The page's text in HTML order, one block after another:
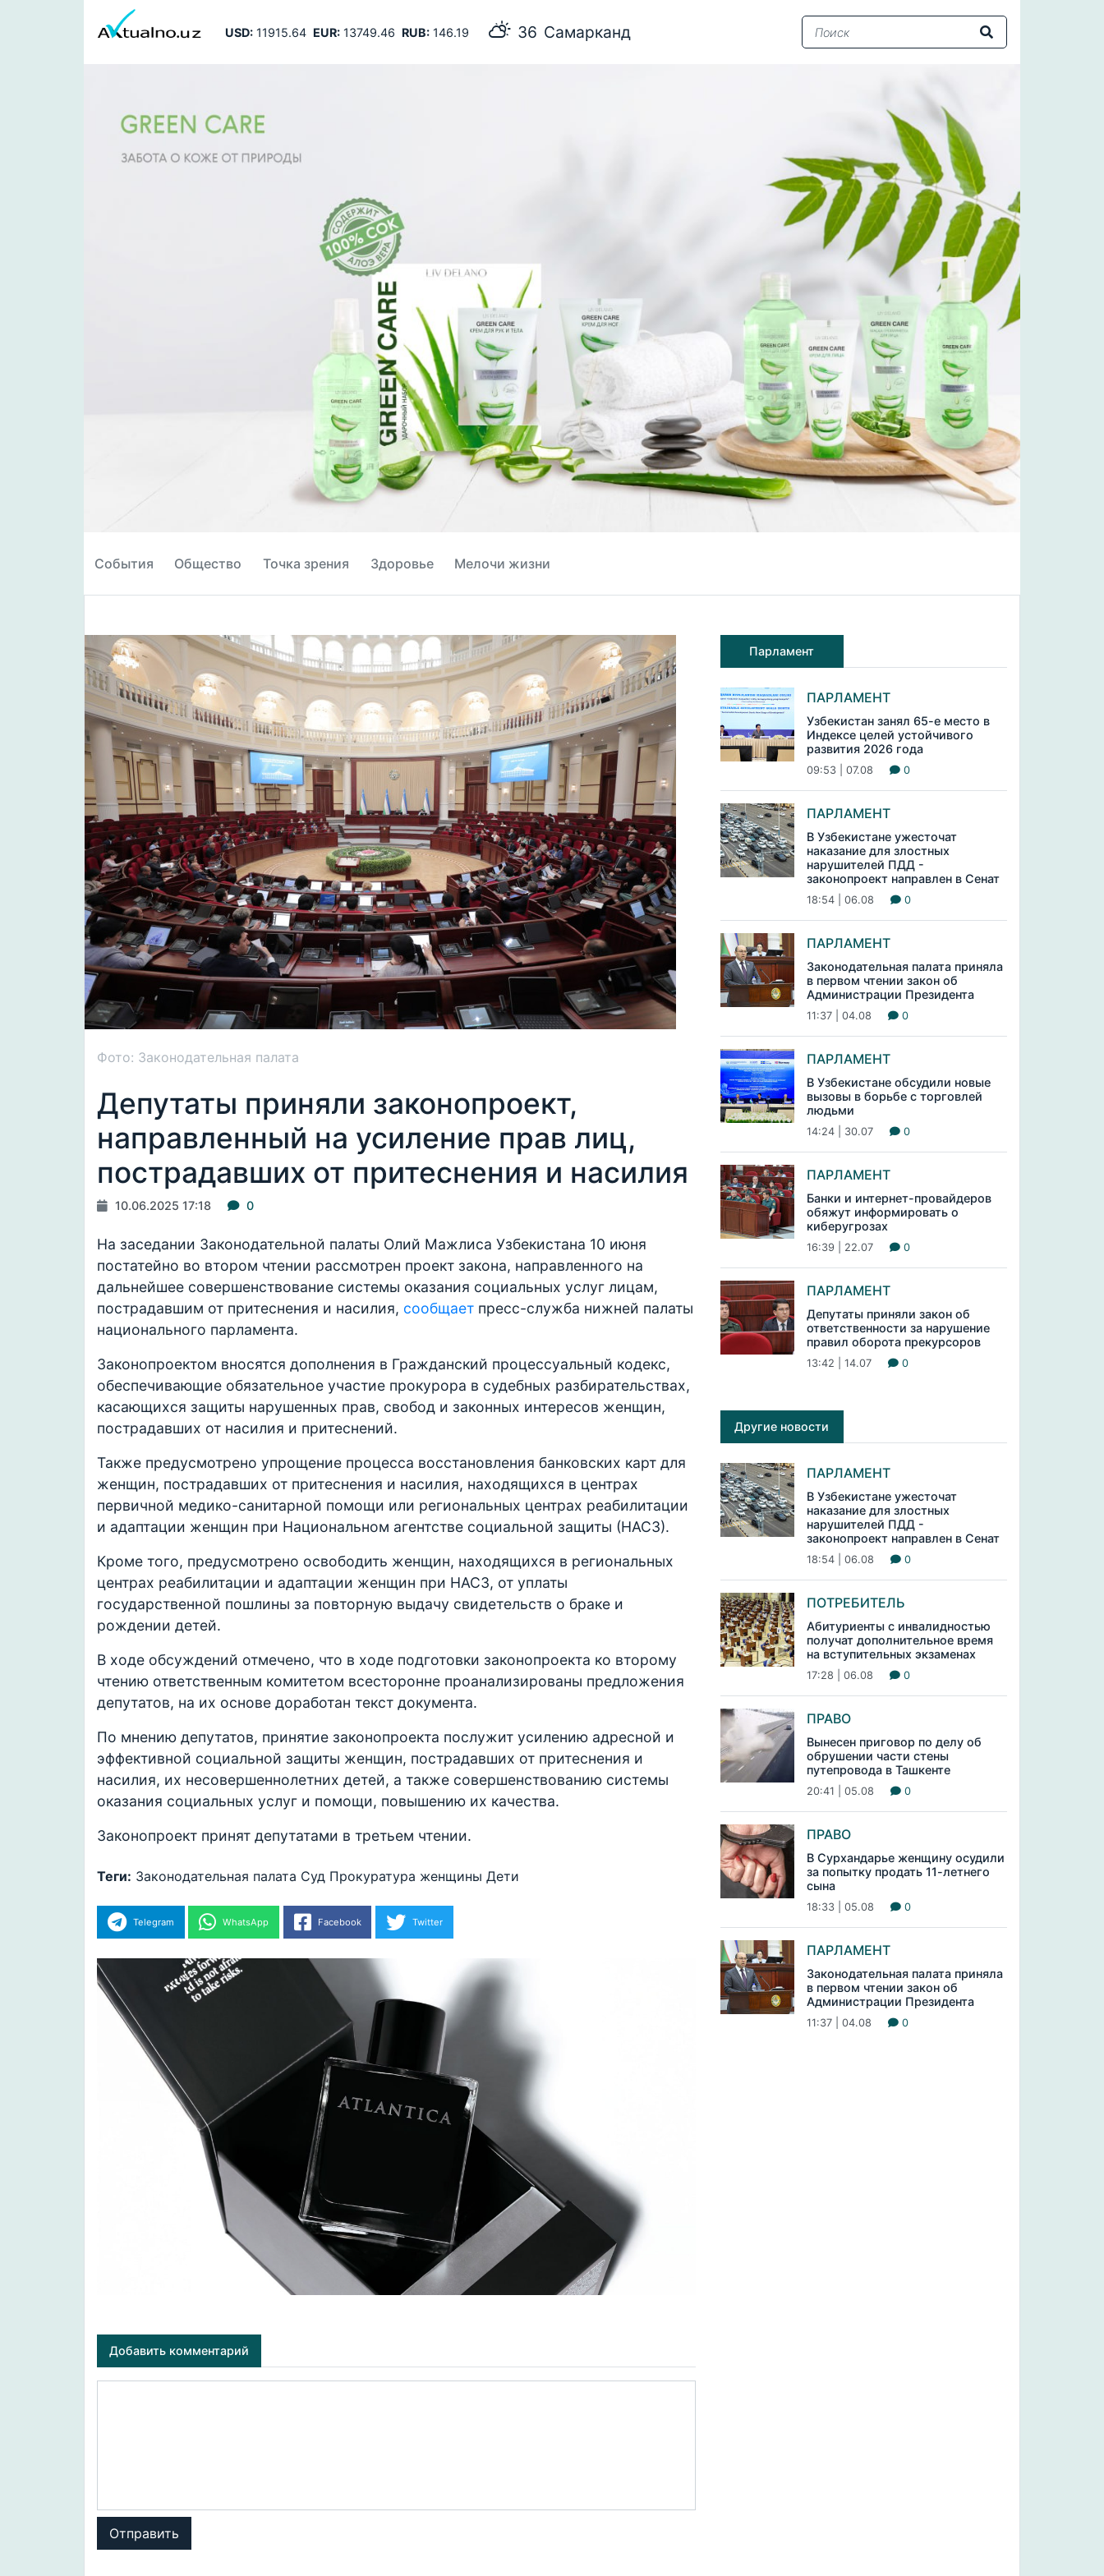
USD:11915.64 EUR:13749.46 RUB:146.19 36 Самарканд
События Общество Точка зрения Здоровье Мелочи жизни
Фото: Законодательная палата
Депутаты приняли законопроект,
направленный на усиление прав лиц,
пострадавших от притеснения и насилия
10.06.2025 17:18 0
На заседании Законодательной палаты Олий Мажлиса Узбекистана 10 июня
постатейно во втором чтении рассмотрен проект закона, направленного на
дальнейшее совершенствование системы оказания социальных услуг лицам,
пострадавшим от притеснения и насилия, сообщает пресс-служба нижней палаты
национального парламента.
Законопроектом вносятся дополнения в Гражданский процессуальный кодекс,
обеспечивающие обязательное участие прокурора в судебных разбирательствах,
касающихся защиты нарушенных прав, свобод и законных интересов женщин,
пострадавших от насилия и притеснений.
Также предусмотрено упрощение процесса восстановления банковских карт для
женщин, пострадавших от притеснения и насилия, находящихся в центрах
первичной медико-санитарной помощи или региональных центрах реабилитации
и адаптации женщин при Национальном агентстве социальной защиты (НАСЗ).
Кроме того, предусмотрено освободить женщин, находящихся в региональных
центрах реабилитации и адаптации женщин при НАСЗ, от уплаты
государственной пошлины за повторную выдачу свидетельств о браке и
рождении детей.
В ходе обсуждений отмечено, что в ходе подготовки законопроекта ко второму
чтению ответственным комитетом всесторонне проанализированы предложения
депутатов, на их основе доработан текст документа.
По мнению депутатов, принятие законопроекта послужит усилению адресной и
эффективной социальной защиты женщин, пострадавших от притеснения и
насилия, их несовершеннолетних детей, а также совершенствованию системы
оказания социальных услуг и помощи, повышению их качества.
Законопроект принят депутатами в третьем чтении.
Теги: Законодательная палата Суд Прокуратура женщины Дети
Telegram WhatsApp Facebook Twitter
Добавить комментарий
Отправить
Парламент
ПАРЛАМЕНТ
Узбекистан занял 65-е место в
Индексе целей устойчивого
развития 2026 года
09:53 | 07.08 0
ПАРЛАМЕНТ
В Узбекистане ужесточат
наказание для злостных
нарушителей ПДД -
законопроект направлен в Сенат
18:54 | 06.08 0
ПАРЛАМЕНТ
Законодательная палата приняла
в первом чтении закон об
Администрации Президента
11:37 | 04.08 0
ПАРЛАМЕНТ
В Узбекистане обсудили новые
вызовы в борьбе с торговлей
людьми
14:24 | 30.07 0
ПАРЛАМЕНТ
Банки и интернет-провайдеров
обяжут информировать о
киберугрозах
16:39 | 22.07 0
ПАРЛАМЕНТ
Депутаты приняли закон об
ответственности за нарушение
правил оборота прекурсоров
13:42 | 14.07 0
Другие новости
ПАРЛАМЕНТ
В Узбекистане ужесточат
наказание для злостных
нарушителей ПДД -
законопроект направлен в Сенат
18:54 | 06.08 0
ПОТРЕБИТЕЛЬ
Абитуриенты с инвалидностью
получат дополнительное время
на вступительных экзаменах
17:28 | 06.08 0
ПРАВО
Вынесен приговор по делу об
обрушении части стены
путепровода в Ташкенте
20:41 | 05.08 0
ПРАВО
В Сурхандарье женщину осудили
за попытку продать 11-летнего
сына
18:33 | 05.08 0
ПАРЛАМЕНТ
Законодательная палата приняла
в первом чтении закон об
Администрации Президента
11:37 | 04.08 0